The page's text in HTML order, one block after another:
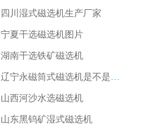
四川湿式磁选机生产厂家
宁夏干选磁选机图片
湖南干选铁矿磁选机
辽宁永磁筒式磁选机是不是强磁
山西河沙水选磁选机
山东黑钨矿湿式磁选机